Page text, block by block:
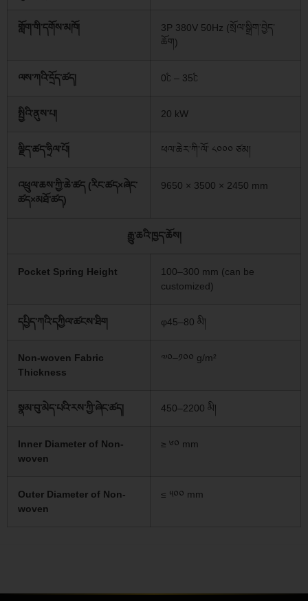
གློག་གི་དགོས་མཁོ།
3P 380V 50Hz (སྲོལ་སྒྲིག་བྱེད་
ཆོག)
ལས་ཀའི་དྲོད་ཚད། 0℃ – 35℃
སྤྱིའི་ནུས་པ། 20 kW
ལྗིད་ཚད་ཧྲིལ་པོ། ཕལ་ཆེར་ཀི་ལོ་ ༨༠༠༠ ཙམ།
འཕྲུལ་ཆས་ཀྱི་ཆེ་ཚད (རིང་ཚད×ཞེང་
ཚད×མཐོ་ཚད)
9650 × 3500 × 2450 mm
རྒྱུ་ཆའི་ཁྱད་ཆོས།
Pocket Spring Height
100–300 mm (can be
customized)
དཔྱིད་ཀའི་དཀྱིལ་ཚངས་ཐིག φ45–80 མི།
Non-woven Fabric
Thickness
༧༠–༡༠༠ g/m²
སྣམ་བུ་མེད་པའི་རས་ཀྱི་ཞེང་ཚད། 450–2200 མི།
Inner Diameter of Non-
woven
≥ ༦༠ mm
Outer Diameter of Non-
woven
≤ ༥༠༠ mm